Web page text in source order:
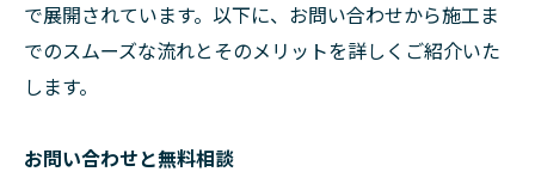
で展開されています。以下に、お問い合わせから施工ま
でのスムーズな流れとそのメリットを詳しくご紹介いた
します。
お問い合わせと無料相談